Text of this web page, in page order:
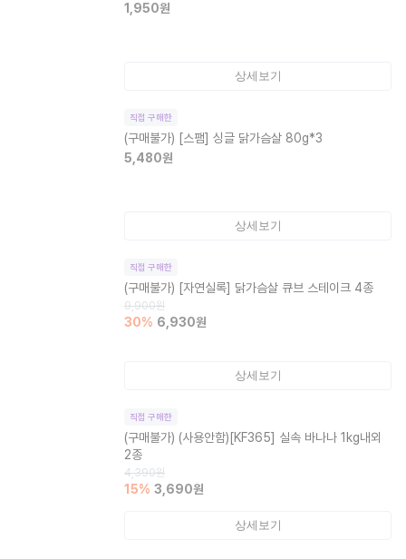
1,950원
상세보기
직접 구매한
(구매불가) [스팸] 싱글 닭가슴살 80g*3
5,480원
상세보기
직접 구매한
(구매불가) [자연실록] 닭가슴살 큐브 스테이크 4종
9,900원
30% 6,930원
상세보기
직접 구매한
(구매불가) (사용안함)[KF365] 실속 바나나 1kg내외
2종
4,390원
15% 3,690원
상세보기